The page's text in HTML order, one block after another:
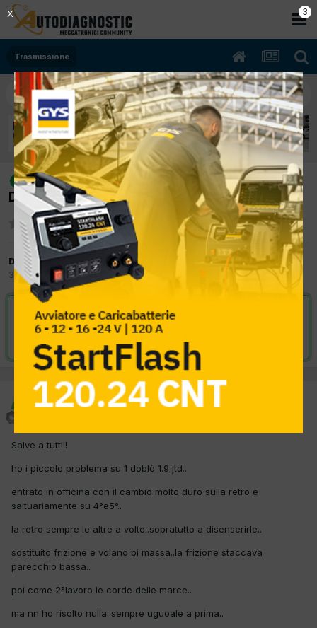
Trasmissione
risolto
[doblò 04/2008 1910cc 199 75Kw
Diesel] cambio duro sulla retro e 5°
Da davidebonardo
30 Marzo 2012inTrasmissione
VAI ALLA SOLUZIONE
Risolta da davidebonardo,7 Aprile 2012
davidebonardo
Salve a tutti!!
ho i piccolo problema su 1 doblò 1.9 jtd..
entrato in officina con il cambio molto duro sulla retro e
saltuariamente su 4°e5°..
la retro sempre le altre a volte..sopratutto a disenserirle..
sostituito frizione e volano bi massa..la frizione staccava
parecchio bassa..
poi come 2°lavoro le corde delle marce..
ma nn ho risolto nulla..sempre uguoale a prima..
2
X